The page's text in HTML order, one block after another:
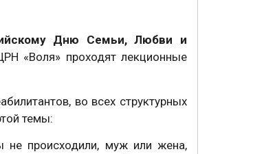
Дню Семьи, Любви и
«Воля» проходят лекционные
во всех структурных
темы:
происходили, муж или жена,